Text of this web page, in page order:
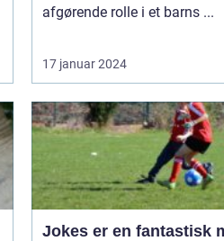
afgørende rolle i et barns ...
17 januar 2024
Jokes er en fantastisk